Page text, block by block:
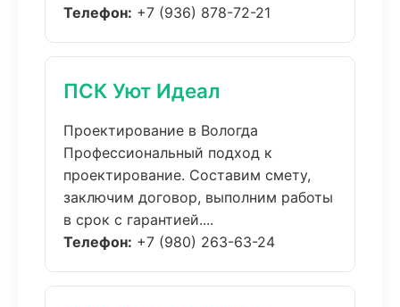
Телефон: +7 (936) 878-72-21
ПСК Уют Идеал
Проектирование в Вологда
Профессиональный подход к
проектирование. Составим смету,
заключим договор, выполним работы
в срок с гарантией....
Телефон: +7 (980) 263-63-24